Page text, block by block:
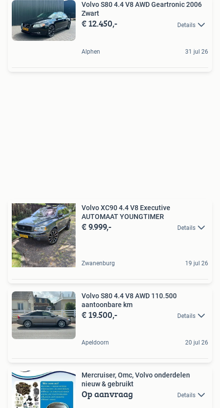
Volvo S80 4.4 V8 AWD Geartronic 2006
Zwart
€ 12.450,- Details
Alphen 31 jul 26
Volvo XC90 4.4 V8 Executive
AUTOMAAT YOUNGTIMER
€ 9.999,- Details
Zwanenburg 19 jul 26
Volvo S80 4.4 V8 AWD 110.500
aantoonbare km
€ 19.500,- Details
Apeldoorn 20 jul 26
Mercruiser, Omc, Volvo onderdelen
nieuw & gebruikt
Op aanvraag Details